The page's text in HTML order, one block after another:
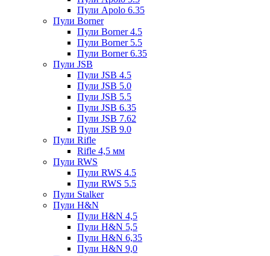
Пули Apolo 6.35
Пули Borner
Пули Borner 4.5
Пули Borner 5.5
Пули Borner 6.35
Пули JSB
Пули JSB 4.5
Пули JSB 5.0
Пули JSB 5.5
Пули JSB 6.35
Пули JSB 7.62
Пули JSB 9.0
Пули Rifle
Rifle 4,5 мм
Пули RWS
Пули RWS 4.5
Пули RWS 5.5
Пули Stalker
Пули H&N
Пули H&N 4,5
Пули H&N 5,5
Пули H&N 6,35
Пули H&N 9,0